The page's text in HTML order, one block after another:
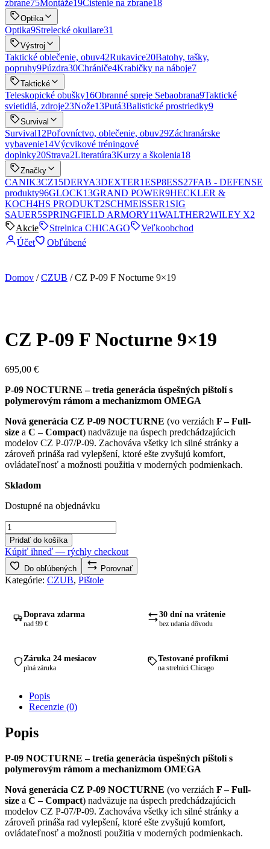
zbrane75Montáže19Čistenie na zbrane18
Optika
Optika9Strelecké okuliare31
Výstroj
Taktické oblečenie, obuv42Rukavice20Batohy, tašky,
popruhy9Púzdra30Chrániče4Krabičky na náboje7
Taktické
Teleskopické obušky16Obranné spreje Sebaobrana9Taktické
svietidlá, zdroje23Nože13Putá3Balistické prostriedky9
Survival
Survival12Poľovníctvo, oblečenie, obuv29Záchranárske
vybavenie14Výcvikové tréningové
doplnky20Strava2Literatúra3Kurzy a školenia18
Značky
CANIK3CZ15DERYA3DEXTER1ESP8ESS27FAB - DEFENSE
produkty96GLOCK13GRAND POWER9HECKLER &
KOCH4HS PRODUKT2SCHMEISSER1 SIG
SAUER5SPRINGFIELD ARMORY11WALTHER2WILEY X2
Akcie
Strelnica CHICAGO
Veľkoobchod
Účet
Obľúbené
Domov /CZUB / CZ P-09 F Nocturne 9×19
CZ P-09 F Nocturne 9×19
695,00 €
P-09 NOCTURNE – tretia generácia úspešných pištolí s
polymerovým rámom a mechanizmom OMEGA
Nová generácia CZ P-09 NOCTURNE (vo verziách F – Full-
size a C – Compact) nadväzuje na úspech predchádzajúcich
modelov CZ P-07/P-09. Zachováva všetky ich silné stránky a
zároveň prináša rad vylepšení, ktoré ešte zvyšujú komfort,
ovládateľnosť a možnosti použitia v moderných podmienkach.
Skladom
Dostupné na objednávku
množstvo
CZ
P-
09
Nocturne
Pridať do košíka
Kúpiť ihneď — rýchly checkout
Do obľúbených Porovnať
Kategórie: CZUB, Pištole
Doprava zdarma
nad 99 €
30 dní na vrátenie
bez udania dôvodu
Záruka 24 mesiacov
plná záruka
Testované profíkmi
na strelnici Chicago
Popis
Recenzie (0)
Popis
P-09 NOCTURNE – tretia generácia úspešných pištolí s
polymerovým rámom a mechanizmom OMEGA
Nová generácia CZ P-09 NOCTURNE (vo verziách F – Full-
size a C – Compact) nadväzuje na úspech predchádzajúcich
modelov CZ P-07/P-09. Zachováva všetky ich silné stránky a
zároveň prináša rad vylepšení, ktoré ešte zvyšujú komfort,
ovládateľnosť a možnosti použitia v moderných podmienkach.